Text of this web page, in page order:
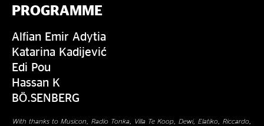
PROGRAMME
Alfian Emir Adytia
Katarina Kadijević
Edi Pou
Hassan K
BÖ.SENBERG
With thanks to Musicon, Radio Tonka, Villa Te Koop, Dewi, Elatiko, Riccardo,